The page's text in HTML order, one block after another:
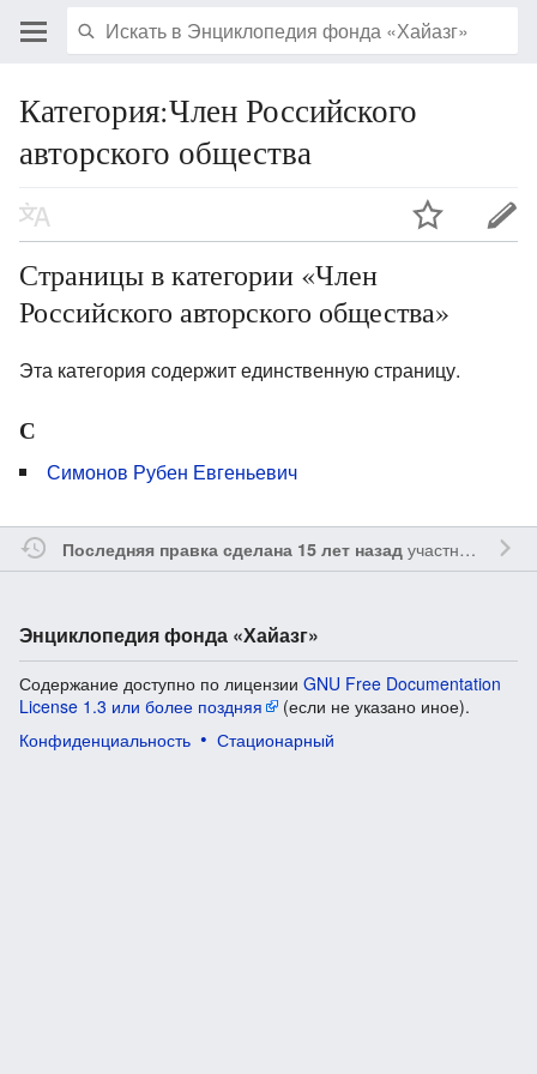
Категория:Член Российского
авторского общества
Страницы в категории «Член
Российского авторского общества»
Эта категория содержит единственную страницу.
С
Симонов Рубен Евгеньевич
Последняя правка сделана 15 лет назадучастником
Энциклопедия фонда «Хайазг»
Содержание доступно по лицензии GNU Free Documentation
License 1.3 или более поздняя
(если не указано иное).
Конфиденциальность
Стационарный